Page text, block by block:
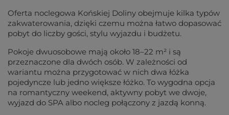
Oferta noclegowa Końskiej Doliny obejmuje kilka typów
zakwaterowania, dzięki czemu można łatwo dopasować
pobyt do liczby gości, stylu wyjazdu i budżetu.
Pokoje dwuosobowe mają około 18–22 m² i są
przeznaczone dla dwóch osób. W zależności od
wariantu można przygotować w nich dwa łóżka
pojedyncze lub jedno większe łóżko. To wygodna opcja
na romantyczny weekend, aktywny pobyt we dwoje,
wyjazd do SPA albo nocleg połączony z jazdą konną.